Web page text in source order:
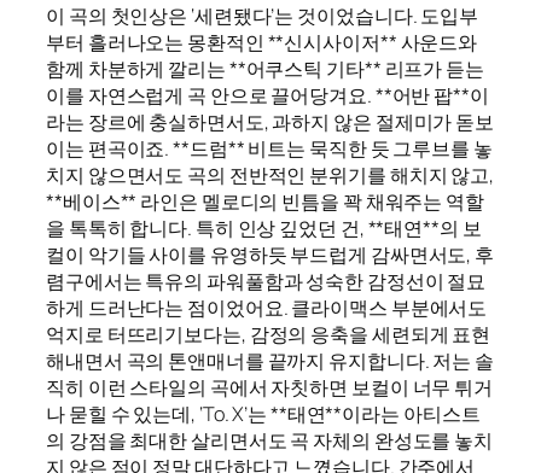
이 곡의 첫인상은 ‘세련됐다’는 것이었습니다. 도입부
부터 흘러나오는 몽환적인 **신시사이저** 사운드와
함께 차분하게 깔리는 **어쿠스틱 기타** 리프가 듣는
이를 자연스럽게 곡 안으로 끌어당겨요. **어반 팝**이
라는 장르에 충실하면서도, 과하지 않은 절제미가 돋보
이는 편곡이죠. **드럼** 비트는 묵직한 듯 그루브를 놓
치지 않으면서도 곡의 전반적인 분위기를 해치지 않고,
**베이스** 라인은 멜로디의 빈틈을 꽉 채워주는 역할
을 톡톡히 합니다. 특히 인상 깊었던 건, **태연**의 보
컬이 악기들 사이를 유영하듯 부드럽게 감싸면서도, 후
렴구에서는 특유의 파워풀함과 성숙한 감정선이 절묘
하게 드러난다는 점이었어요. 클라이맥스 부분에서도
억지로 터뜨리기보다는, 감정의 응축을 세련되게 표현
해내면서 곡의 톤앤매너를 끝까지 유지합니다. 저는 솔
직히 이런 스타일의 곡에서 자칫하면 보컬이 너무 튀거
나 묻힐 수 있는데, ‘To. X’는 **태연**이라는 아티스트
의 강점을 최대한 살리면서도 곡 자체의 완성도를 놓치
지 않은 점이 정말 대단하다고 느꼈습니다. 간주에서